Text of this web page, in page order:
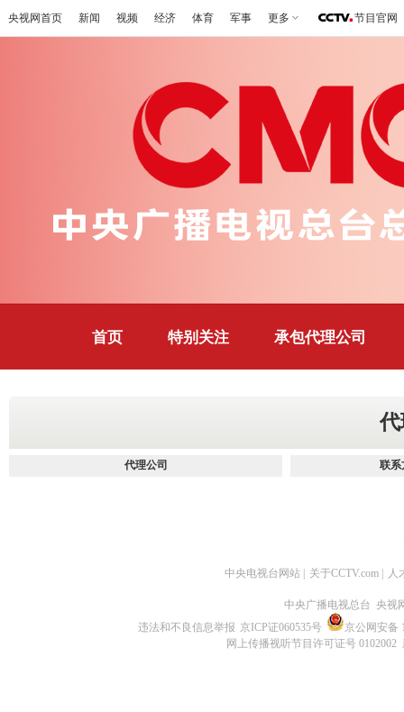
央视网首页 新闻 视频 经济 体育 军事 更多 节目官网
首页 特别关注 承包代理公司
代理公司 联系
中央电视台网站 关于CCTV.com 人
中央广播电视总台 央视
违法和不良信息举报 京ICP证060535号
京公网安备
网上传播视听节目许可证号 0102002